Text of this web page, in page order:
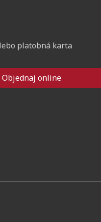
platobná karta
Objednaj online